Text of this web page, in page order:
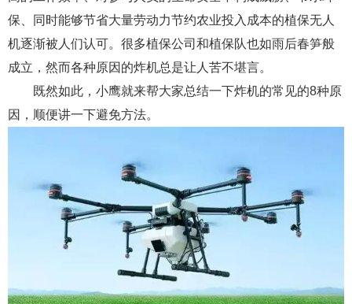
保、同时能够节省大量劳动力节约农业投入成本的植保无人
机逐渐被人们认可。很多植保公司和植保队也如雨后春笋般
成立，然而各种原因的炸机总是让人苦不堪言。
既然如此，小鹰就来帮大家总结一下炸机的常见的8种原
因，顺便讲一下避免方法。